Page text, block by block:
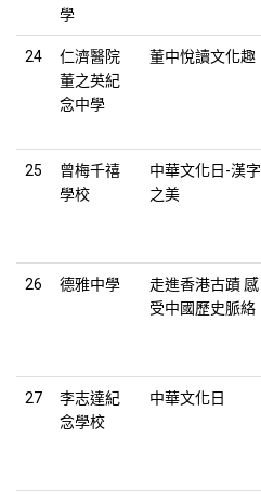
學
24
仁濟醫院
董之英紀
念中學
董中悅讀文化趣
25
曾梅千禧
學校
中華文化日-漢字
之美
26 德雅中學
走進香港古蹟 感
受中國歷史脈絡
27
李志達紀
念學校
中華文化日